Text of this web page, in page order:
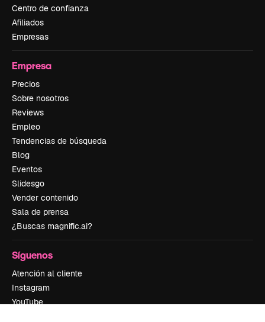
Centro de confianza
Afiliados
Empresas
Empresa
Precios
Sobre nosotros
Reviews
Empleo
Tendencias de búsqueda
Blog
Eventos
Slidesgo
Vender contenido
Sala de prensa
¿Buscas magnific.ai?
Síguenos
Atención al cliente
Instagram
YouTube